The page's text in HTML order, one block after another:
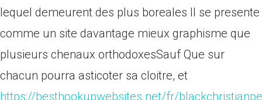
lequel demeurent des plus boreales Il se presente
comme un site davantage mieux graphisme que
plusieurs chenaux orthodoxesSauf Que sur
chacun pourra asticoter sa cloitre, et
https://besthookupwebsites.net/fr/